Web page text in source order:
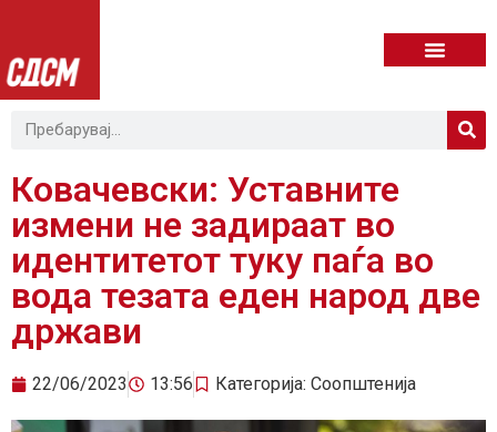
Ковачевски: Уставните
измени не задираат во
идентитетот туку паѓа во
вода тезата еден народ две
држави
22/06/2023 13:56 Категорија: Соопштенија